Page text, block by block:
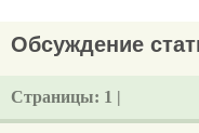
Обсуждение
Страницы: 1 |